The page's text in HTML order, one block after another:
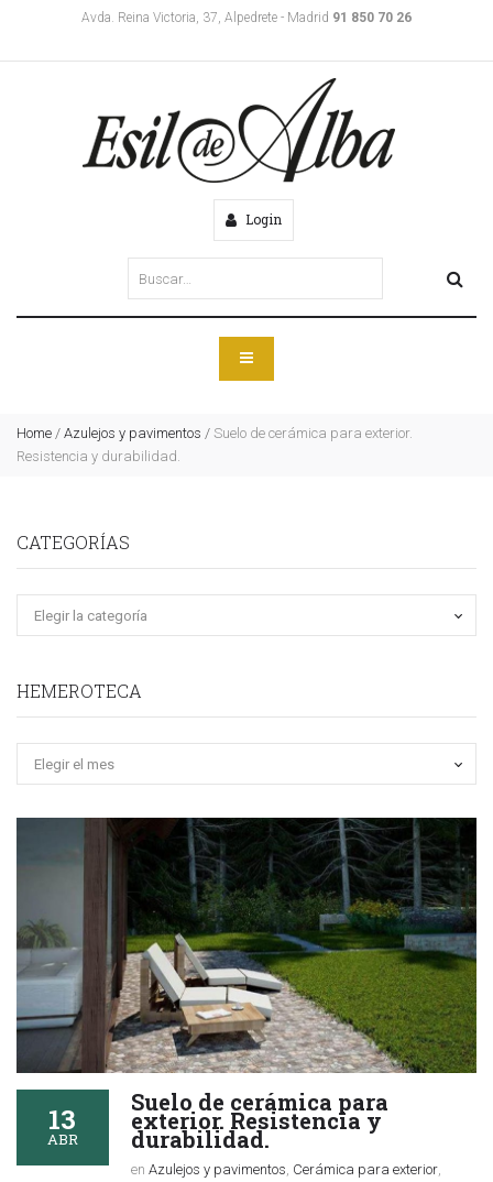
Avda. Reina Victoria, 37, Alpedrete - Madrid 91 850 70 26
Login
Home / Azulejos y pavimentos / Suelo de cerámica para exterior.
Resistencia y durabilidad.
CATEGORÍAS
HEMEROTECA
13
ABR
Suelo de cerámica para
exterior. Resistencia y
durabilidad.
en Azulejos y pavimentos Cerámica para exterior,